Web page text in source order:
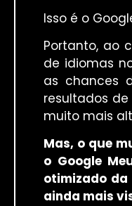
Isso é o
Portanto, ao
de idiomas
as chances
resultados
muito mais
Mas, o que
o Google
otimizado
ainda mais